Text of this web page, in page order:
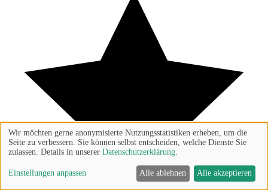
Wir möchten gerne anonymisierte Nutzungsstatistiken erheben, um die
Seite zu verbessern. Sie können selbst entscheiden, welche Dienste Sie
zulassen. Details in unserer Datenschutzerklärung
Einstellungen anpassen Alle ablehnen Alle akzeptieren